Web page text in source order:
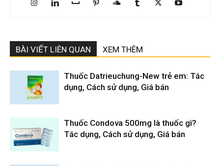
BÀI VIẾT LIÊN QUAN XEM THÊM
Thuốc Datrieuchung-New trẻ em: Tác
dụng, Cách sử dụng, Giá bán
Thuốc Condova 500mg là thuốc gì?
Tác dụng, Cách sử dụng, Giá bán